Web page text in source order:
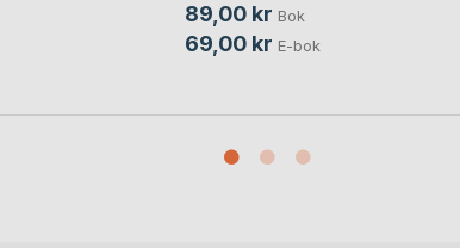
89,00 kr Bok
69,00 kr E-bok